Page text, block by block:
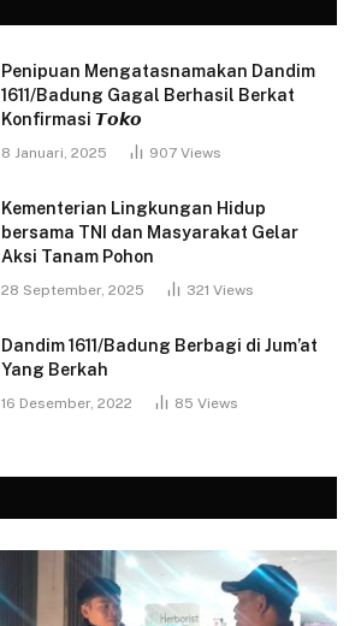
Penipuan Mengatasnamakan Dandim
1611/Badung Gagal Berhasil Berkat
Konfirmasi 𝙏𝙤𝙠𝙤
8 Januari, 2025 907 Views
Kementerian Lingkungan Hidup
bersama TNI dan Masyarakat Gelar
Aksi Tanam Pohon
28 September, 2025 321 Views
Dandim 1611/Badung Berbagi di Jum’at
Yang Berkah
16 Desember, 2022 85 Views